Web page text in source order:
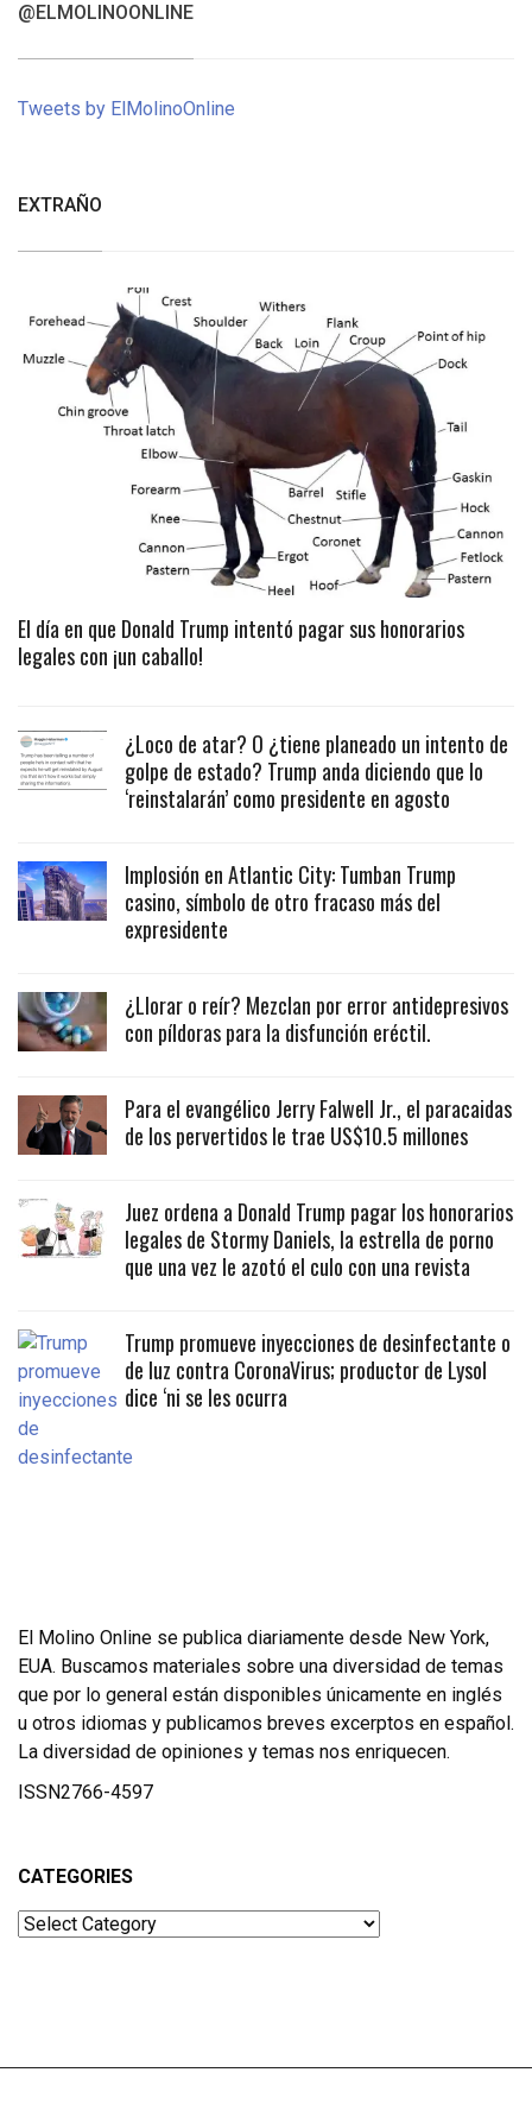
@ELMOLINOONLINE
Tweets by ElMolinoOnline
EXTRAÑO
El día en que Donald Trump intentó pagar sus honorarios
legales con ¡un caballo!
¿Loco de atar? O ¿tiene planeado un intento de
golpe de estado? Trump anda diciendo que lo
‘reinstalarán’ como presidente en agosto
Implosión en Atlantic City: Tumban Trump
casino, símbolo de otro fracaso más del
expresidente
¿Llorar o reír? Mezclan por error antidepresivos
con píldoras para la disfunción eréctil.
Para el evangélico Jerry Falwell Jr., el paracaidas
de los pervertidos le trae US$10.5 millones
Juez ordena a Donald Trump pagar los honorarios
legales de Stormy Daniels, la estrella de porno
que una vez le azotó el culo con una revista
Trump promueve inyecciones de desinfectante o
de luz contra CoronaVirus; productor de Lysol
dice ‘ni se les ocurra
El Molino Online se publica diariamente desde New York,
EUA. Buscamos materiales sobre una diversidad de temas
que por lo general están disponibles únicamente en inglés
u otros idiomas y publicamos breves excerptos en español.
La diversidad de opiniones y temas nos enriquecen.
ISSN2766-4597
CATEGORIES
Categories